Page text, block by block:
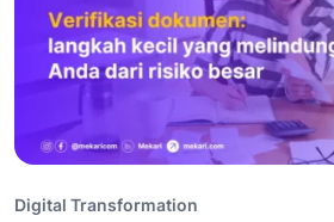
Digital Transformation